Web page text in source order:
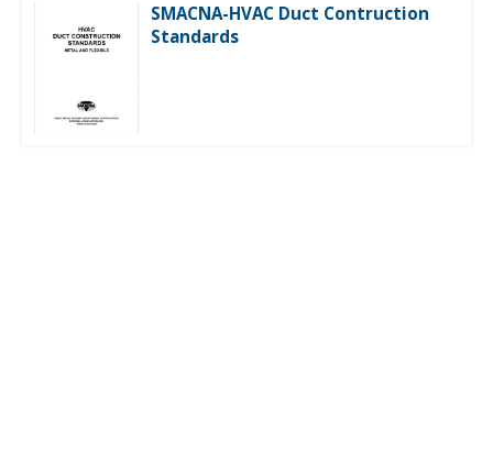
SMACNA-HVAC Duct Contruction
Standards